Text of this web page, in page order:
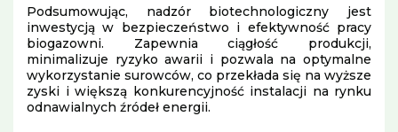
Podsumowując, nadzór biotechnologiczny jest
inwestycją w bezpieczeństwo i efektywność pracy
biogazowni. Zapewnia ciągłość produkcji,
minimalizuje ryzyko awarii i pozwala na optymalne
wykorzystanie surowców, co przekłada się na wyższe
zyski i większą konkurencyjność instalacji na rynku
odnawialnych źródeł energii.